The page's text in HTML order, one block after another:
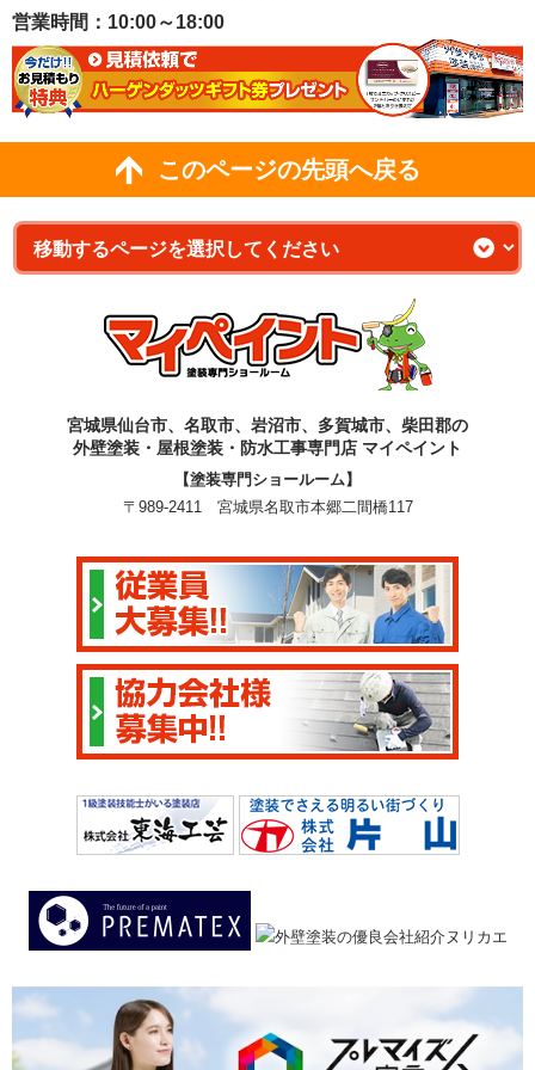
営業時間：10:00～18:00
このページの先頭へ戻る
宮城県仙台市、名取市、岩沼市、多賀城市、柴田郡の
外壁塗装・屋根塗装・防水工事専門店 マイペイント
【塗装専門ショールーム】
〒989-2411 宮城県名取市本郷二間橋117